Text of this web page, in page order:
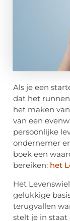
Als je een
dat het
het maken
van een
persoonlijke
ondernemer
boek een
bereiken: het
Het
gelukkige
terugvallen
stelt je in staat